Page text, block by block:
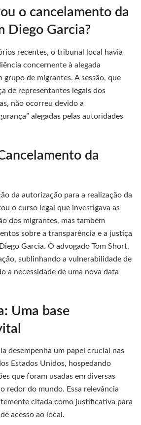
o cancelamento da
Diego Garcia?
recentes, o tribunal local havia
concernente à alegada
grupo de migrantes. A sessão, que
de representantes legais dos
não ocorreu devido a
alegadas pelas autoridades
da
da autorização para a realização da
o curso legal que investigava as
dos migrantes, mas também
sobre a transparência e a justiça
Garcia. O advogado Tom Short,
sublinhando a vulnerabilidade de
a necessidade de uma nova data
Uma base
desempenha um papel crucial nas
Estados Unidos, hospedando
que foram usadas em diversas
redor do mundo. Essa relevância
citada como justificativa para
acesso ao local.